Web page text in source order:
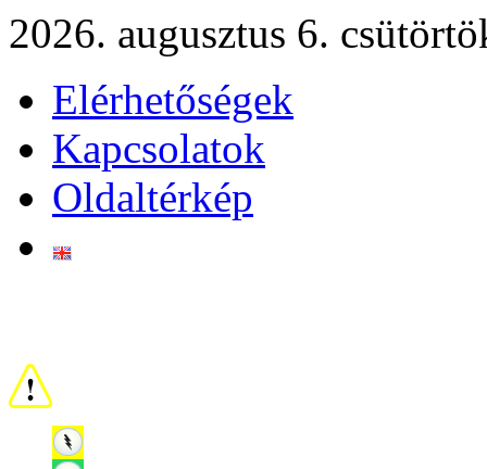
2026. augusztus 6.
Elérhetőségek
Kapcsolatok
Oldaltérkép